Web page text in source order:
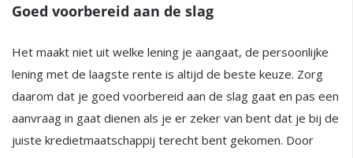
Goed voorbereid aan de slag
Het maakt niet uit welke lening je aangaat, de persoonlijke
lening met de laagste rente is altijd de beste keuze. Zorg
daarom dat je goed voorbereid aan de slag gaat en pas een
aanvraag in gaat dienen als je er zeker van bent dat je bij de
juiste kredietmaatschappij terecht bent gekomen. Door